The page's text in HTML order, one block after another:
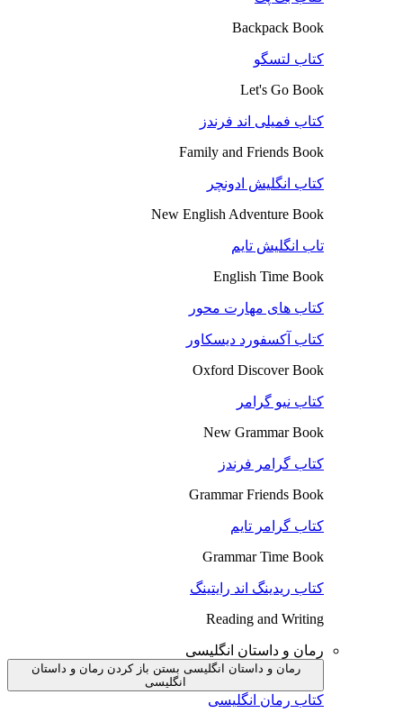
Backpack Book
کتاب لتسگو
Let's Go Book
کتاب فمیلی اند فرندز
Family and Friends Book
کتاب انگلیش ادونچر
New English Adventure Book
تاب انگلیش تایم
English Time Book
کتاب های مهارت محور
کتاب آکسفورد دیسکاور
Oxford Discover Book
کتاب نیو گرامر
New Grammar Book
کتاب گرامر فرندز
Grammar Friends Book
کتاب گرامر تایم
Grammar Time Book
کتاب ریدینگ اند رایتینگ
Reading and Writing
رمان و داستان انگلیسی
رمان و داستان انگلیسی بستن باز کردن رمان و داستان
انگلیسی
کتاب رمان انگلیسی